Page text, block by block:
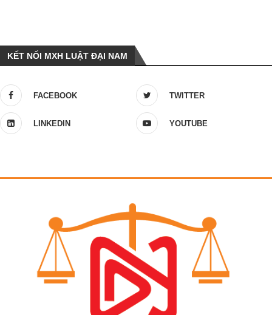
KẾT NỐI MXH LUẬT ĐẠI NAM
FACEBOOK TWITTER
LINKEDIN YOUTUBE